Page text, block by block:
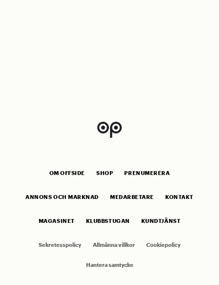
OM OFFSIDE SHOP PRENUMERERA
ANNONS OCH MARKNAD MEDARBETARE KONTAKT
MAGASINET KLUBBSTUGAN KUNDTJÄNST
Sekretesspolicy Allmänna villkor Cookiepolicy
Hantera samtycke